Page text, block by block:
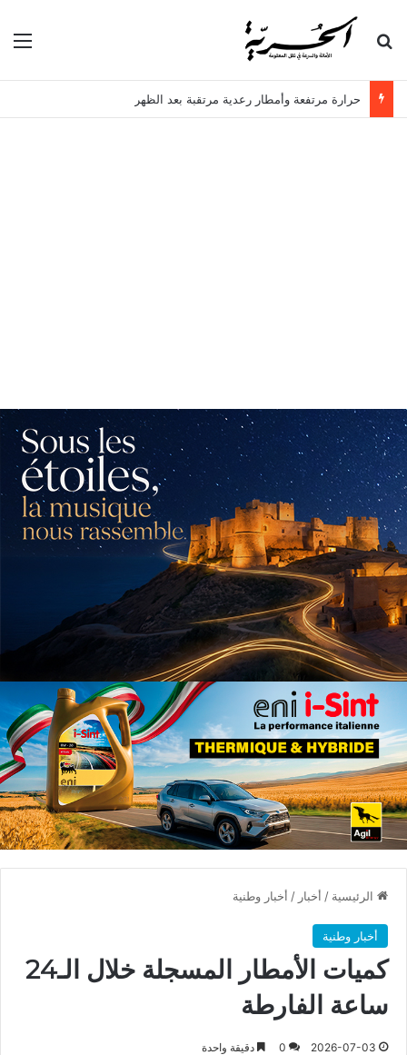
بحث عن
حرارة مرتفعة وأمطار رعدية مرتقبة بعد الظهر
الرئيسية / أخبار / أخبار وطنية
أخبار وطنية
كميات الأمطار المسجلة خلال الـ24
ساعة الفارطة
2026-07-03
0 دقيقة واحدة